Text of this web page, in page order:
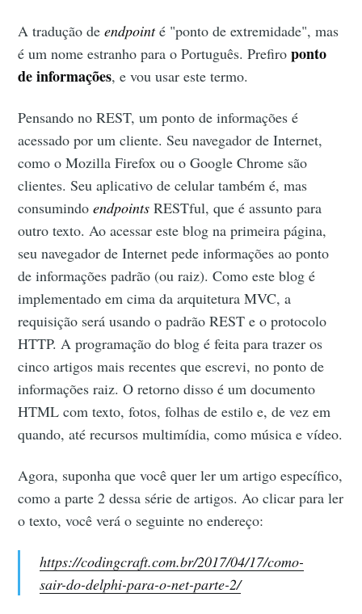
A tradução deendpointé "ponto de extremidade", mas
é um nome estranho para o Português. Prefiroponto
de informações, e vou usar este termo.
Pensando no REST, um ponto de informações é
acessado por um cliente. Seu navegador de Internet,
como o Mozilla Firefox ou o Google Chrome são
clientes. Seu aplicativo de celular também é, mas
consumindoendpoints RESTful, que é assunto para
outro texto. Ao acessar este blog na primeira página,
seu navegador de Internet pede informações ao ponto
de informações padrão (ou raiz). Como este blog é
implementado em cima da arquitetura MVC, a
requisição será usando o padrão REST e o protocolo
HTTP. A programação do blog é feita para trazer os
cinco artigos mais recentes que escrevi, no ponto de
informações raiz. O retorno disso é um documento
HTML com texto, fotos, folhas de estilo e, de vez em
quando, até recursos multimídia, como música e vídeo.
Agora, suponha que você quer ler um artigo específico,
como a parte 2 dessa série de artigos. Ao clicar para ler
o texto, você verá o seguinte no endereço:
https://codingcraft.com.br/2017/04/17/como-
sair-do-delphi-para-o-net-parte-2/